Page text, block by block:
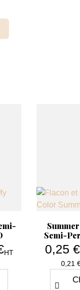
HT
Semi-
0,25
0,21